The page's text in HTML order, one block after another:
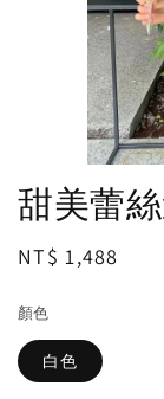
甜美蕾
Regular
NT$ 1,488
顏色
白色